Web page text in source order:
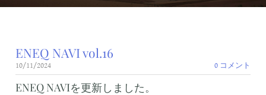
ENEQ NAVI vol.16
10/11/2024 0 コメント
ENEQ NAVIを更新しました。
がす
モビリティ